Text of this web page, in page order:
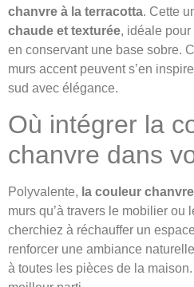
chanvre à la terracotta. Cette
chaude et texturée, idéale
en conservant une base sobre.
murs accent peuvent s’en
sud avec élégance.
Où intégrer la
chanvre dans
Polyvalente, la couleur chanvre
murs qu’à travers le mobilier ou
cherchiez à réchauffer un
renforcer une ambiance
à toutes les pièces de la